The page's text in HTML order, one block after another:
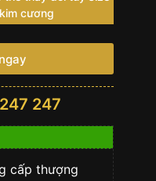
cương
247
cấp thượng